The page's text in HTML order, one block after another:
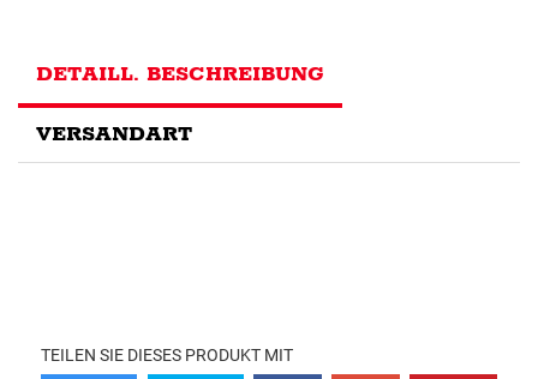
DETAILL. BESCHREIBUNG
VERSANDART
TEILEN SIE DIESES PRODUKT MIT